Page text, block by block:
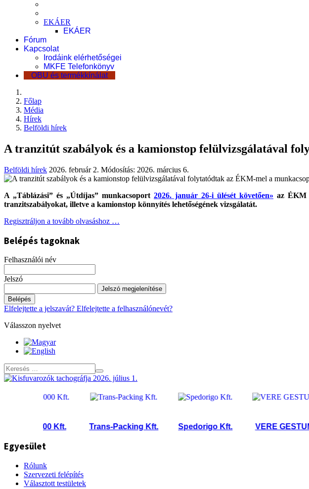
EKÁER
EKÁER
Fórum
Kapcsolat
Irodáink elérhetőségei
MKFE Telefonkönyv
OBU és termékkínálat
Főlap
Média
Hírek
Belföldi hírek
A tranzitút szabályok és a kamionstop felülvizsgálatával
Belföldi hírek 2026. február 2. Módosítás: 2026. március 6.
A „Táblázási” és „Útdíjas” munkacsoport 2026. január 26-i ülését követően» az ÉKM
tranzitszabályokat, illetve a kamionstop könnyítés lehetőségének vizsgálatát.
Regisztráljon a tovább olvasáshoz …
Belépés tagoknak
Felhasználói név
Jelszó
Jelszó megjelenítése
Belépés
Elfelejtette a jelszavát? Elfelejtette a felhasználónevét?
Válasszon nyelvet
INIT 2000 Kft. Trans-Packing Kft. Spedorigo Kft. VERE GESTUM
Egyesület
Rólunk
Szervezeti felépítés
Választott testületek